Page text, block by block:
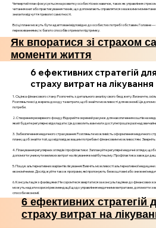
Четвертий план фокусується на розвитку особистісних навичок, таких як управління
читання книг або практикування технік, що допомагають справлятися з важкими
знизити відчуття тривоги і самотності.
Всі ці плани можуть бути адаптовані відповідно до особистих потреб і обставин. Головне
переживаннями, і є багато способів отримати підтримку.
Як впоратися зі страхом
моменти життя
6 ефективних стратегій
страху витрат на лікування
1. Оцінка фінансового стану: Розпочніть з детального аналізу свого бюджету. Визначте,
Розгляньте всі джерела доходу та витрати, щоб знайти можливості для економії. Це
потреби.
2. Створення резервного фонду: Відкрийте окремий рахунок для накопичення коштів на
який будете регулярно відкладати. Це дозволить вам мати доступні гроші в разі
3. Забезпечення медичного страхування: Розгляньте можливість оформлення медичного
плани, щоб знайти той, що відповідає вашим потребам і фінансовим можливостям. Зверніть
4. Планування регулярних оглядів і профілактики: Заплануйте регулярні медичні огляди,
допомогти уникнути великих витрат на лікування в майбутньому. Профілактика завжди
5. Пошук альтернативних варіантів лікування: Вивчіть можливості альтернативної
економічними. Досліджуйте також програми, які пропонують безкоштовні або знижені
6. Консультація з фахівцями: Не соромтеся звертатися за консультаціями до фінансових
можуть надати корисні рекомендації щодо управління медичними витратами, допомогти з
способи економії.
6 ефективних стратегій
страху витрат на